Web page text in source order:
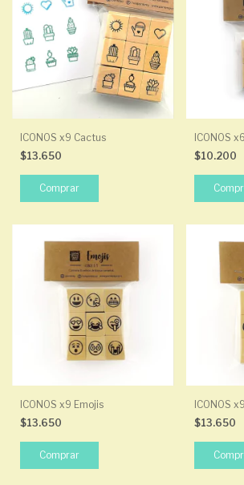
ICONOS x9 Cactus
$13.650
ICONOS
$10.200
ICONOS x9 Emojis
$13.650
ICONOS
$13.650